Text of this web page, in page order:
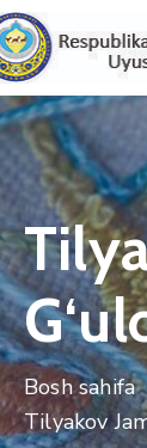
Bosh
Sahifa
Uyushma
Haqida
Tadbirlar
Milliy
Katalog
Matbuot
Xizmati
Bosh sahifa
Tilyakov